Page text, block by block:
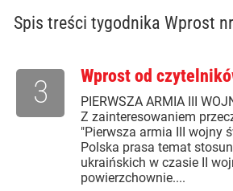
Spis treści tygodnika Wprost
Wprost od
PIERWSZA ARMIA III
Z zainteresowaniem
"Pierwsza armia III wojny
Polska prasa temat
ukraińskich w czasie II
powierzchownie....
3